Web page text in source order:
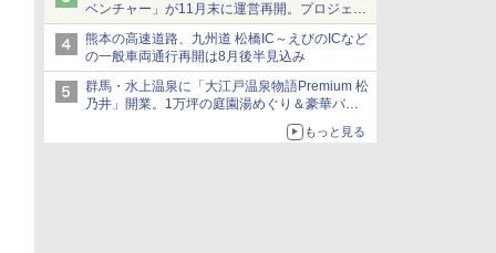
ベンチャー」が11月末に運営再開。プロジェク
ションマッピングを追加、DPAは1500円
熊本の高速道路、九州道 松橋IC～えびのICなど
の一般車両通行再開は8月後半見込み
群馬・水上温泉に「大江戸温泉物語Premium 松
乃井」開業。1万坪の庭園湯めぐり＆豪華バイ
もっと見る